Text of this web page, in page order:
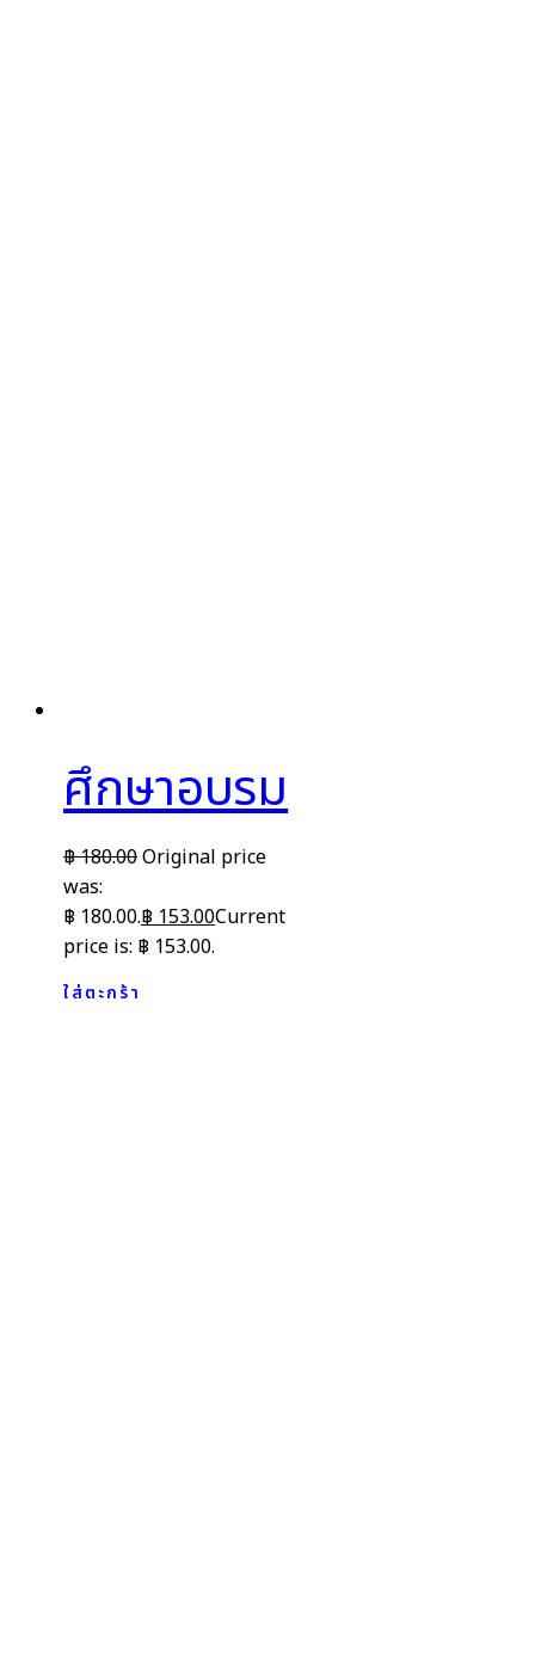
ศึกษาอบรม
฿180.00Original price
was:
฿ 180.00.฿153.00Current
price is: ฿ 153.00.
ใส่ตะกร้า